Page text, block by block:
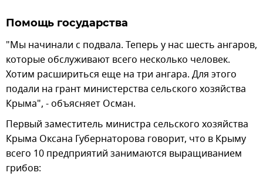
Помощь государства
"Мы начинали с подвала. Теперь у нас шесть ангаров,
которые обслуживают всего несколько человек.
Хотим расшириться еще на три ангара. Для этого
подали на грант министерства сельского хозяйства
Крыма", - объясняет Осман.
Первый заместитель министра сельского хозяйства
Крыма Оксана Губернаторова говорит, что в Крыму
всего 10 предприятий занимаются выращиванием
грибов: